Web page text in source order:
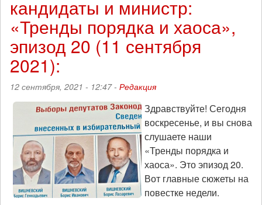
выборы:
«Тренды
порядка
и
хаоса»,
эпизод
21
сентября
кандидаты и министр:
«Тренды порядка и хаоса»,
эпизод 20 (11 сентября
2021):
12 сентября, 2021 - 12:47 - Редакция
Здравствуйте! Сегодня
воскресенье, и вы снова
слушаете наши
«Тренды порядка и
хаоса». Это эпизод 20.
Вот главные сюжеты на
повестке недели.